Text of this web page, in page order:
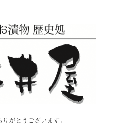
りがとうございます。